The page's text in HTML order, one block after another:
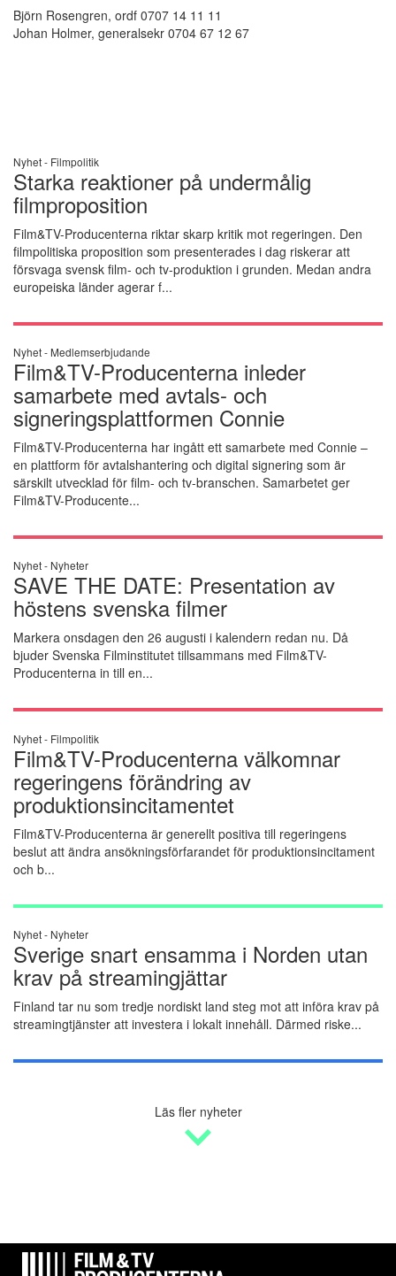
Björn Rosengren, ordf 0707 14 11 11
Johan Holmer, generalsekr 0704 67 12 67
Nyhet - Filmpolitik
Starka reaktioner på undermålig
filmproposition
Film&TV-Producenterna riktar skarp kritik mot regeringen. Den
filmpolitiska proposition som presenterades i dag riskerar att
försvaga svensk film- och tv-produktion i grunden. Medan andra
europeiska länder agerar f...
Nyhet - Medlemserbjudande
Film&TV-Producenterna inleder
samarbete med avtals- och
signeringsplattformen Connie
Film&TV-Producenterna har ingått ett samarbete med Connie –
en plattform för avtalshantering och digital signering som är
särskilt utvecklad för film- och tv-branschen. Samarbetet ger
Film&TV-Producente...
Nyhet - Nyheter
SAVE THE DATE: Presentation av
höstens svenska filmer
Markera onsdagen den 26 augusti i kalendern redan nu. Då
bjuder Svenska Filminstitutet tillsammans med Film&TV-
Producenterna in till en...
Nyhet - Filmpolitik
Film&TV-Producenterna välkomnar
regeringens förändring av
produktionsincitamentet
Film&TV-Producenterna är generellt positiva till regeringens
beslut att ändra ansökningsförfarandet för produktionsincitament
och b...
Nyhet - Nyheter
Sverige snart ensamma i Norden utan
krav på streamingjättar
Finland tar nu som tredje nordiskt land steg mot att införa krav på
streamingtjänster att investera i lokalt innehåll. Därmed riske...
Läs fler nyheter